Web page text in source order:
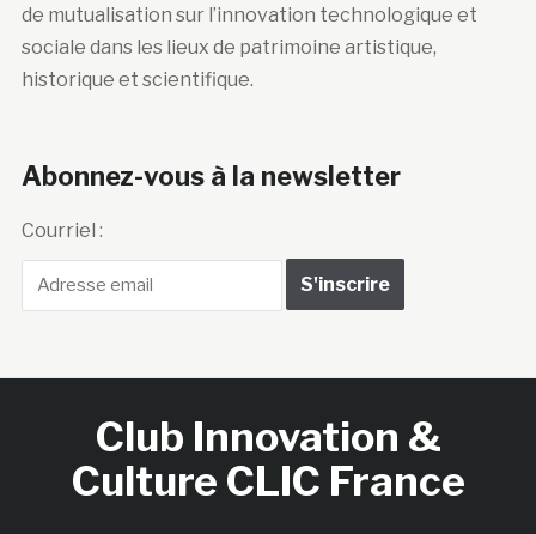
de mutualisation sur l’innovation technologique et
sociale dans les lieux de patrimoine artistique,
historique et scientifique.
Abonnez-vous à la newsletter
Courriel :
Club Innovation &
Culture CLIC France